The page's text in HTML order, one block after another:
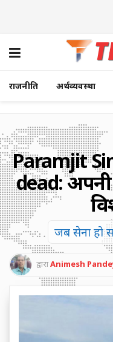
राजनीति अर्थव्यवस्था
Paramjit
dead: अपनी
जब सेना हो
द्वाराAnimesh